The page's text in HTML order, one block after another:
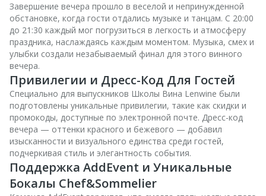
Завершение вечера прошло в веселой и непринужденной
обстановке, когда гости отдались музыке и танцам. С 20:00
до 21:30 каждый мог погрузиться в легкость и атмосферу
праздника, наслаждаясь каждым моментом. Музыка, смех и
улыбки создали незабываемый финал для этого винного
вечера.
Привилегии и Дресс-Код Для Гостей
Специально для выпускников Школы Вина Lenwine были
подготовлены уникальные привилегии, такие как скидки и
промокоды, доступные по электронной почте. Дресс-код
вечера — оттенки красного и бежевого — добавил
изысканности и визуального единства среди гостей,
подчеркивая стиль и элегантность события.
Поддержка AddEvent и Уникальные
Бокалы Chef&Sommelier